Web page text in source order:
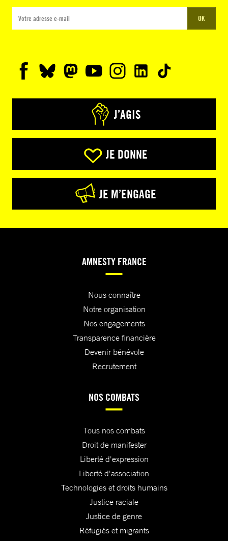
OK
J’AGIS
JE DONNE
JE M’ENGAGE
AMNESTY FRANCE
Nous connaître
Notre organisation
Nos engagements
Transparence financière
Devenir bénévole
Recrutement
NOS COMBATS
Tous nos combats
Droit de manifester
Liberté d'expression
Liberté d'association
Technologies et droits humains
Justice raciale
Justice de genre
Réfugiés et migrants